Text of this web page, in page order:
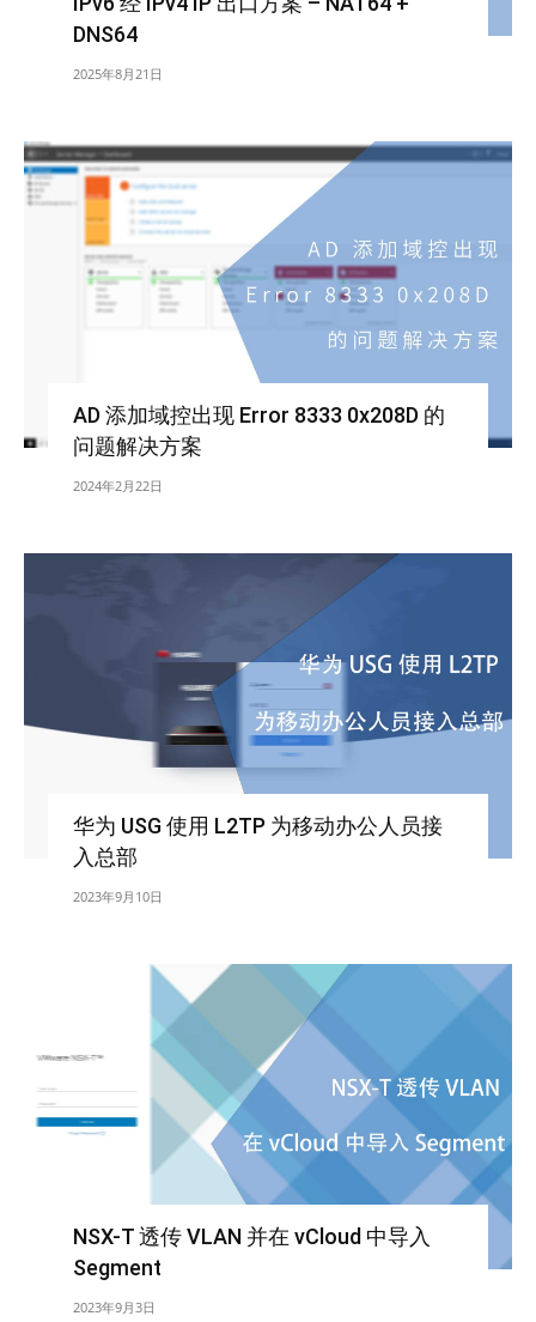
DNS64
2025年8月21日
AD 添加域控出现 Error 8333 0x208D 的
问题解决方案
2024年2月22日
华为 USG 使用 L2TP 为移动办公人员接
入总部
2023年9月10日
NSX-T 透传 VLAN 并在 vCloud 中导入
Segment
2023年9月3日